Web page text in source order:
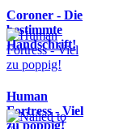
Coroner - Die
bestimmte
Handschrift!
Human
Fortress - Viel
zu poppig!